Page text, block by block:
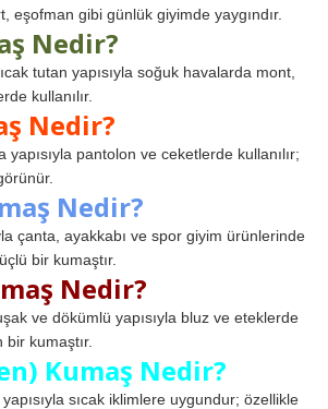
eşofman gibi günlük giyimde yaygındır.
Nedir?
tutan yapısıyla soğuk havalarda mont,
kullanılır.
Nedir?
pantolon ve ceketlerde kullanılır;
Nedir?
çanta, ayakkabı ve spor giyim ürünlerinde
bir kumaştır.
Nedir?
ve dökümlü yapısıyla bluz ve eteklerde
kumaştır.
Kumaş Nedir?
sıcak iklimlere uygundur; özellikle